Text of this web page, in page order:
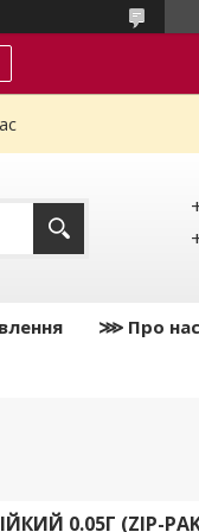
⋙ Про нас
0.05Г (ZIP-